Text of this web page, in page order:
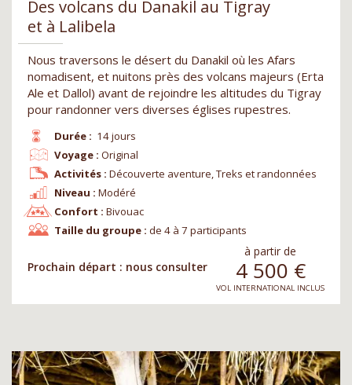
Des volcans du Danakil au Tigray
et à Lalibela
Nous traversons le désert du Danakil où les Afars
nomadisent, et nuitons près des volcans majeurs (Erta
Ale et Dallol) avant de rejoindre les altitudes du Tigray
pour randonner vers diverses églises rupestres.
Durée : 14 jours
Niveau : Modéré
Voyage : Original
Confort : Bivouac
Activités : Découverte aventure, Treks et randonnées
Taille du groupe : de 4 à 7 participants
Prochain départ : nous consulter
à partir de
4 500 €
VOL INTERNATIONAL INCLUS